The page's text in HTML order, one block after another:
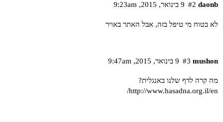
daonb 9 בינואר,‏ 2015,‏ 9:23am #2
לא בטוח מי טיפל בזה, אבל האתר באויר
mushon 9 בינואר,‏ 2015,‏ 9:47am #3
מה קרה לדף שלנו באנגלית?
http://www.hasadna.org.il/en/